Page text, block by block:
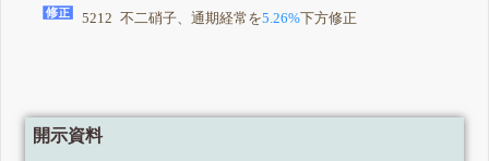
5212 不二硝子、通期経常を5.26% 下方修正
開示資料